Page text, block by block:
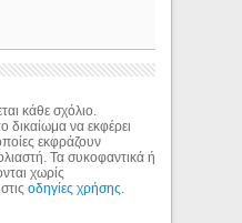
κάθε σχόλιο.
δικαίωμα να εκφέρει
εκφράζουν
Τα συκοφαντικά ή
χωρίς
οδηγίες χρήσης